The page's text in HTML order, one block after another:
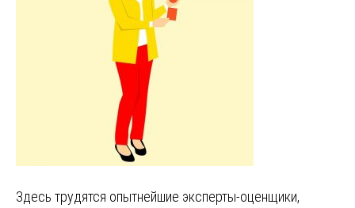
Здесь трудятся опытнейшие эксперты-оценщики,